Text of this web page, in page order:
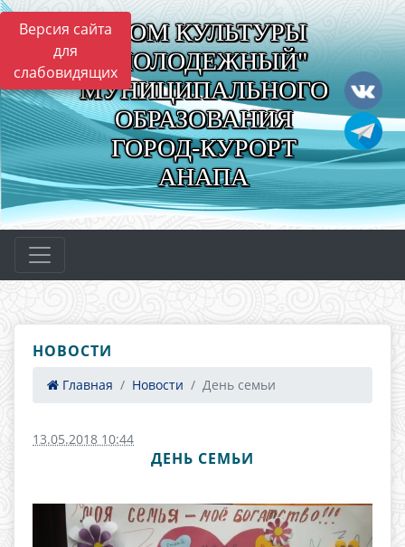
Версия сайта
для
слабовидящих
"ДОМ КУЛЬТУРЫ
"МОЛОДЕЖНЫЙ"
МУНИЦИПАЛЬНОГО
ОБРАЗОВАНИЯ
ГОРОД-КУРОРТ
АНАПА
НОВОСТИ
Главная Новости День семьи
13.05.2018 10:44
ДЕНЬ СЕМЬИ